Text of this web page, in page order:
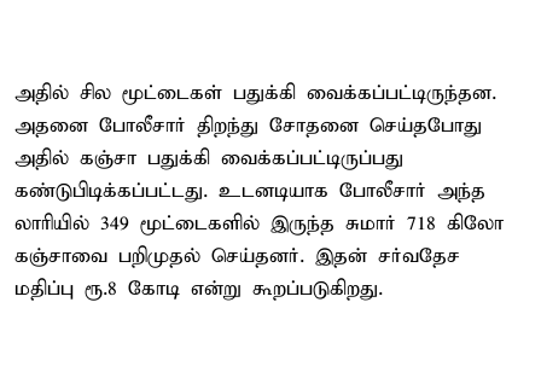
அதில் சில மூட்டைகள் பதுக்கி வைக்கப்பட்டிருந்தன.
அதனை போலீசார் திறந்து சோதனை செய்தபோது
அதில் கஞ்சா பதுக்கி வைக்கப்பட்டிருப்பது
கண்டுபிடிக்கப்பட்டது. உடனடியாக போலீசார் அந்த
லாரியில் 349 மூட்டைகளில் இருந்த சுமார் 718 கிலோ
கஞ்சாவை பறிமுதல் செய்தனர். இதன் சர்வதேச
மதிப்பு ரூ.8 கோடி என்று கூறப்படுகிறது.